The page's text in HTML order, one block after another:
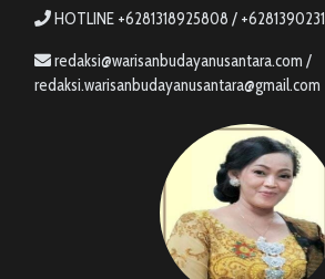
HOTLINE +6281318925808 /
redaksi@warisanbudayanusantara.com /
redaksi.warisanbudayanusantara@gmail.com